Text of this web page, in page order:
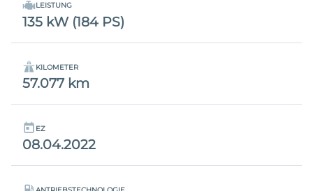
LEISTUNG
135 kW (184 PS)
KILOMETER
57.077 km
EZ
08.04.2022